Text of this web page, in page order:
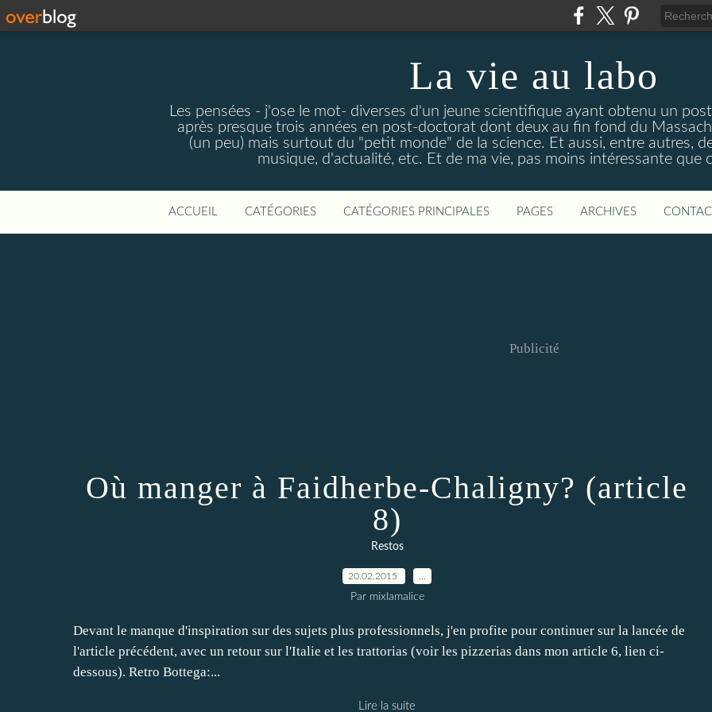
La vie au labo
Les pensées - j'ose le mot- diverses d'un jeune scientifique ayant obtenu un
après presque trois années en post-doctorat dont deux au fin fond du
(un peu) mais surtout du "petit monde" de la science. Et aussi, entre autres,
musique, d'actualité, etc. Et de ma vie, pas moins intéressante que
ACCUEIL CATÉGORIES CATÉGORIES PRINCIPALES PAGES ARCHIVES
Publicité
Où manger à Faidherbe-Chaligny? (article
8)
Restos
20.02.2015
Par mixlamalice
Devant le manque d'inspiration sur des sujets plus professionnels, j'en profite pour continuer sur la lancée de
l'article précédent, avec un retour sur l'Italie et les trattorias (voir les pizzerias dans mon article 6, lien ci-
dessous). Retro Bottega:...
Lire la suite